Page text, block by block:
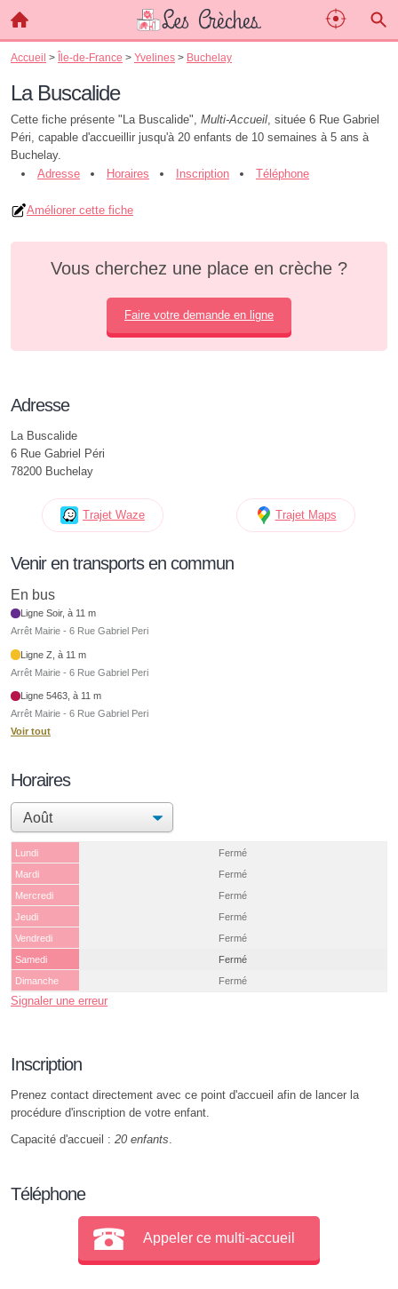
Accueil > Île-de-France > Yvelines > Buchelay
La Buscalide
Cette fiche présente "La Buscalide", Multi-Accueil, située 6 Rue Gabriel
Péri, capable d'accueillir jusqu'à 20 enfants de 10 semaines à 5 ans à
Buchelay.
Adresse
Horaires Inscription Téléphone
Améliorer cette fiche
Vous cherchez une place en crèche ?
Faire votre demande en ligne
Adresse
La Buscalide
6 Rue Gabriel Péri
78200 Buchelay
Trajet Waze Trajet Maps
Venir en transports en commun
En bus
Ligne Soir, à 11 m
Arrêt Mairie - 6 Rue Gabriel Peri
Ligne Z, à 11 m
Arrêt Mairie - 6 Rue Gabriel Peri
Ligne 5463, à 11 m
Arrêt Mairie - 6 Rue Gabriel Peri
Voir tout
Horaires
Lundi
Fermé
Mardi
Fermé
Mercredi
Fermé
Jeudi
Fermé
Vendredi
Fermé
Samedi
Fermé
Dimanche
Fermé
Signaler une erreur
Inscription
Prenez contact directement avec ce point d'accueil afin de lancer la
procédure d'inscription de votre enfant.
Capacité d'accueil : 20 enfants
Téléphone
Appeler ce multi-accueil